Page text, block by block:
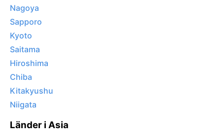
Nagoya
Sapporo
Kyoto
Saitama
Hiroshima
Chiba
Kitakyushu
Niigata
Länder i Asia